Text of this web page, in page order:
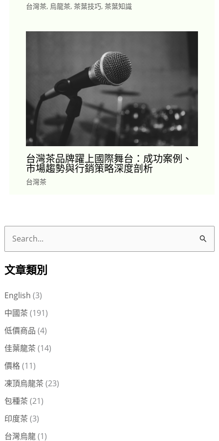
台灣茶, 烏龍茶, 茶葉技巧, 茶葉知識
台灣茶品牌躍上國際舞台：成功案例、
市場趨勢與行銷策略深度剖析
台灣茶
關
文章類別
English (3)
中國茶 (191)
低價商品 (4)
佳葉龍茶 (14)
價格(11)
凍頂烏龍茶 (23)
包種茶 (21)
印度茶 (3)
台灣烏龍(1)